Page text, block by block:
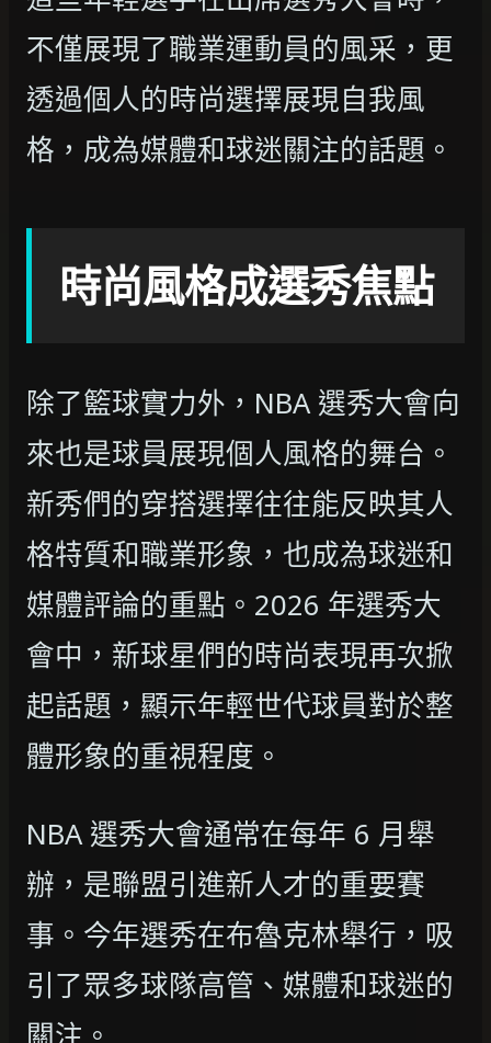
不僅展現了職業運動員的風采，更
透過個人的時尚選擇展現自我風
格，成為媒體和球迷關注的話題。
時尚風格成選秀焦點
除了籃球實力外，NBA 選秀大會向
來也是球員展現個人風格的舞台。
新秀們的穿搭選擇往往能反映其人
格特質和職業形象，也成為球迷和
媒體評論的重點。2026 年選秀大
會中，新球星們的時尚表現再次掀
起話題，顯示年輕世代球員對於整
體形象的重視程度。
NBA 選秀大會通常在每年 6 月舉
辦，是聯盟引進新人才的重要賽
事。今年選秀在布魯克林舉行，吸
引了眾多球隊高管、媒體和球迷的